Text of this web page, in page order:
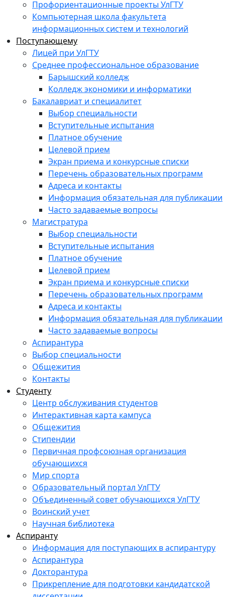
Профориентационные проекты УлГТУ
Компьютерная школа факультета
информационных систем и технологий
Поступающему
Лицей при УлГТУ
Среднее профессиональное образование
Барышский колледж
Колледж экономики и информатики
Бакалавриат и специалитет
Выбор специальности
Вступительные испытания
Платное обучение
Целевой прием
Экран приема и конкурсные списки
Перечень образовательных программ
Адреса и контакты
Информация обязательная для публикации
Часто задаваемые вопросы
Магистратура
Выбор специальности
Вступительные испытания
Платное обучение
Целевой прием
Экран приема и конкурсные списки
Перечень образовательных программ
Адреса и контакты
Информация обязательная для публикации
Часто задаваемые вопросы
Аспирантура
Выбор специальности
Общежития
Контакты
Студенту
Центр обслуживания студентов
Интерактивная карта кампуса
Общежития
Стипендии
Первичная профсоюзная организация
обучающихся
Мир спорта
Образовательный портал УлГТУ
Объединенный совет обучающихся УлГТУ
Воинский учет
Научная библиотека
Аспиранту
Информация для поступающих в аспирантуру
Аспирантура
Докторантура
Прикрепление для подготовки кандидатской